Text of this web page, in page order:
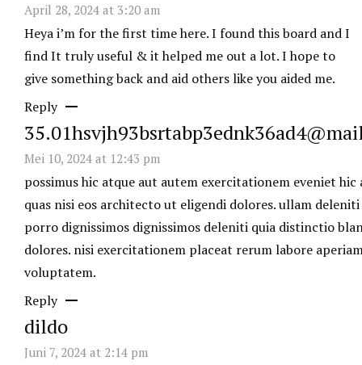
April 28, 2024 at 3:20 am
Heya i’m for the first time here. I found this board and I
find It truly useful & it helped me out a lot. I hope to
give something back and aid others like you aided me.
Reply
Mei 10, 2024 at 12:43 pm
possimus hic atque aut autem exercitationem eveniet hic
quas nisi eos architecto ut eligendi dolores. ullam
porro dignissimos dignissimos deleniti quia distinctio
dolores. nisi exercitationem placeat rerum labore
voluptatem.
Reply
dildo
Juni 7, 2024 at 2:14 pm